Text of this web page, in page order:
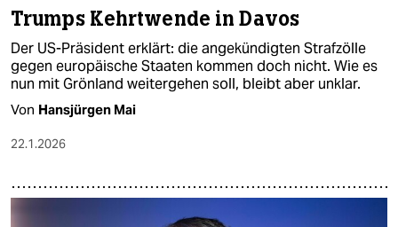
Trumps Kehrtwende in Davos
Der US-Präsident erklärt: die angekündigten Strafzölle
gegen europäische Staaten kommen doch nicht. Wie es
nun mit Grönland weitergehen soll, bleibt aber unklar.
Von Hansjürgen Mai
22.1.2026